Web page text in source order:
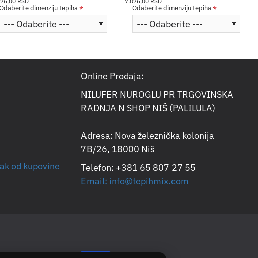
dimenziju tepiha Odaberite dimenziju tepiha
od kupovine
Online Prodaja:
NILUFER NUROGLU PR TRGOVINSKA
RADNJA N SHOP NIŠ (PALILULA)
Adresa: Nova železnička kolonija
7B/26, 18000 Niš
Telefon: +381 65 807 27 55
Email: info@tepihmix.com